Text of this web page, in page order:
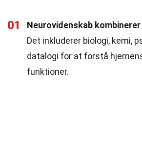
01
Neurovidenskab
Det inkluderer biologi, kemi,
datalogi for at forstå
funktioner.